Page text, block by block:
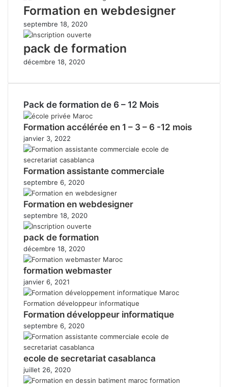
Formation en webdesigner
septembre 18, 2020
pack de formation
décembre 18, 2020
Pack de formation de 6 – 12 Mois
Formation accélérée en 1 – 3 – 6 -12 mois
janvier 3, 2022
Formation assistante commerciale
septembre 6, 2020
Formation en webdesigner
septembre 18, 2020
pack de formation
décembre 18, 2020
formation webmaster
janvier 6, 2021
Formation développeur informatique
septembre 6, 2020
ecole de secretariat casablanca
juillet 26, 2020